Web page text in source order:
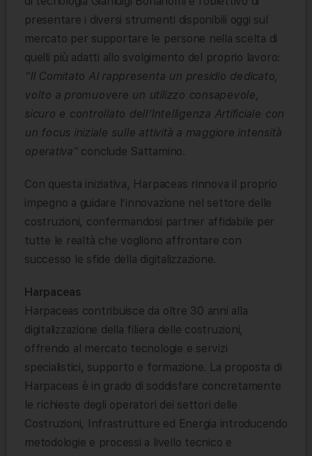
presentare i diversi strumenti disponibili oggi sul
mercato per supportare le persone nella scelta di
quelli più adatti allo svolgimento del proprio lavoro:
“Il Comitato AI rappresenta un presidio dedicato,
volto a promuovere un utilizzo consapevole,
sicuro e controllato dell’Intelligenza Artificiale con
un focus iniziale sulle attività a maggiore intensità
operativa”conclude Sattamino.
Con questa iniziativa, Harpaceas rinnova il proprio
impegno a guidare l’innovazione nel settore delle
costruzioni, confermandosi partner affidabile per
tutte le realtà che vogliono affrontare con
successo le sfide della digitalizzazione.
Harpaceas
Harpaceas contribuisce da oltre 30 anni alla
digitalizzazione della filiera delle costruzioni,
offrendo al mercato tecnologie e servizi
specialistici, supporto e formazione. La proposta di
Harpaceas è in grado di soddisfare concretamente
le richieste degli operatori dei settori delle
Costruzioni, Infrastrutture ed Energia introducendo
metodologie e processi a livello tecnico e